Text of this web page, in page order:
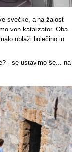
svečke, a na žalost
ven katalizator. Oba.
ublaži bolečino in
- se ustavimo še... na